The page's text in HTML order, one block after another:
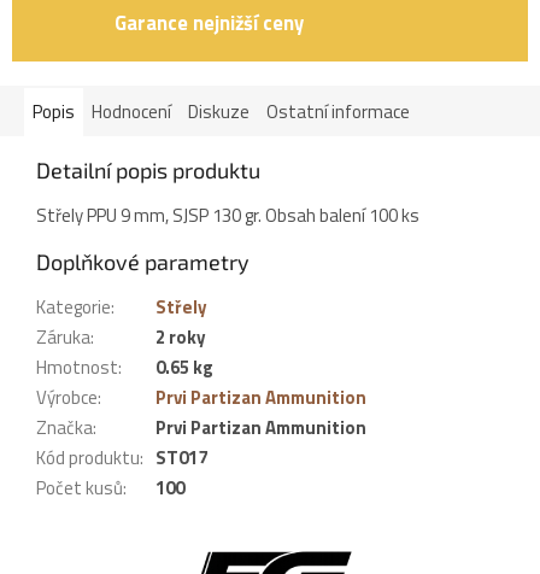
Garance nejnižší ceny
Popis Hodnocení Diskuze Ostatní informace
Detailní popis produktu
Střely PPU 9 mm, SJSP 130 gr. Obsah balení 100 ks
Doplňkové parametry
Kategorie:
Střely
Záruka:
2 roky
Hmotnost:
0.65 kg
Výrobce:
Prvi Partizan Ammunition
Značka:
Prvi Partizan Ammunition
Kód produktu: ST017
Počet kusů: 100